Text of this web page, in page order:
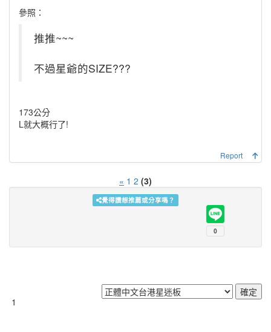
參照：
推推~~~
不過星爺的SIZE???
173公分
L就大概行了!
Report
« 1 2 (3)
覺得讚想推薦或分享嗎？
1